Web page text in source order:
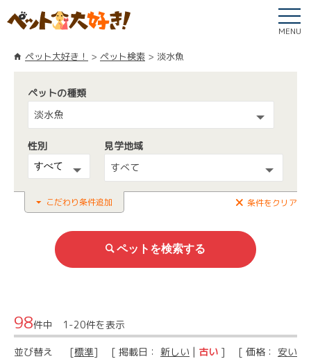
MENU
ペット大好き！ ペット検索 淡水魚
ペットの種類
淡水魚
性別
見学地域
すべて
こだわり条件追加 条件をクリア
98件中 1-20件を表示
並び替え [標準] [ 掲載日： 新しい | 古い ] [ 価格： 安い